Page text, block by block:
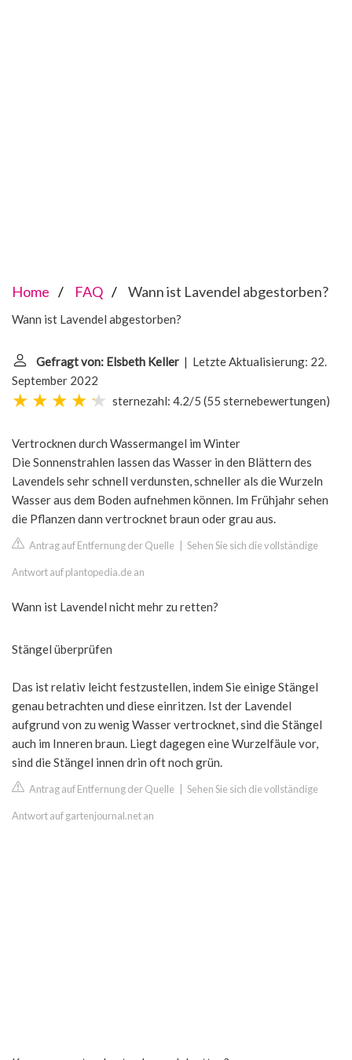
Home FAQ Wann ist Lavendel abgestorben?
Wann ist Lavendel abgestorben?
Gefragt von: Elsbeth Keller | Letzte Aktualisierung: 22.
September 2022
sternezahl: 4.2/5 (55 sternebewertungen)
Vertrocknen durch Wassermangel im Winter
Die Sonnenstrahlen lassen das Wasser in den Blättern des
Lavendels sehr schnell verdunsten, schneller als die Wurzeln
Wasser aus dem Boden aufnehmen können. Im Frühjahr sehen
die Pflanzen dann vertrocknet braun oder grau aus.
Antrag auf Entfernung der Quelle Sehen Sie sich die vollständige
Antwort auf plantopedia.de an
Wann ist Lavendel nicht mehr zu retten?
Stängel überprüfen
Das ist relativ leicht festzustellen, indem Sie einige Stängel
genau betrachten und diese einritzen. Ist der Lavendel
aufgrund von zu wenig Wasser vertrocknet, sind die Stängel
auch im Inneren braun. Liegt dagegen eine Wurzelfäule vor,
sind die Stängel innen drin oft noch grün.
Antrag auf Entfernung der Quelle Sehen Sie sich die vollständige
Antwort auf gartenjournal.net an